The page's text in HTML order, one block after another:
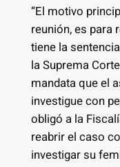
“El motivo
reunión, es para
tiene la
la Suprema
mandata que el
investigue con
obligó a la
reabrir el caso
investigar su